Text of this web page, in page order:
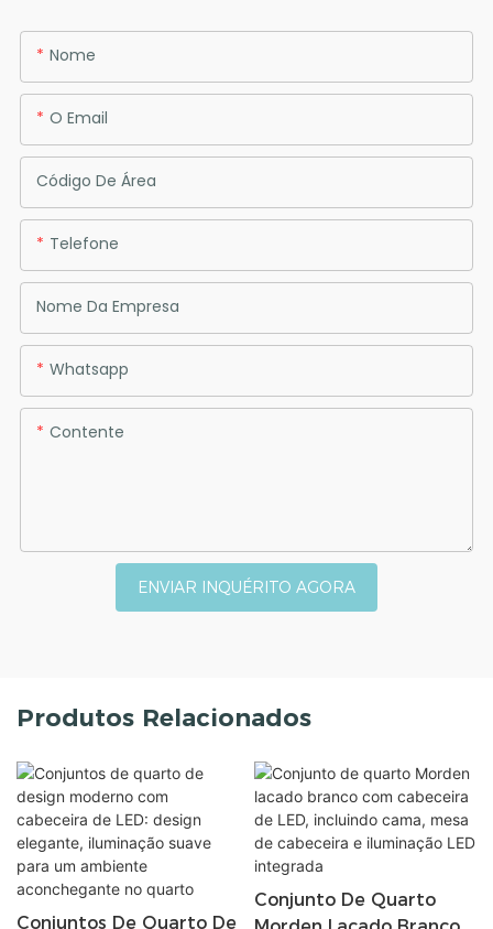
Nome
O Email
Código De Área
Telefone
Nome Da Empresa
Whatsapp
Contente
ENVIAR INQUÉRITO AGORA
Produtos Relacionados
Conjuntos De Quarto De
Conjunto De Quarto